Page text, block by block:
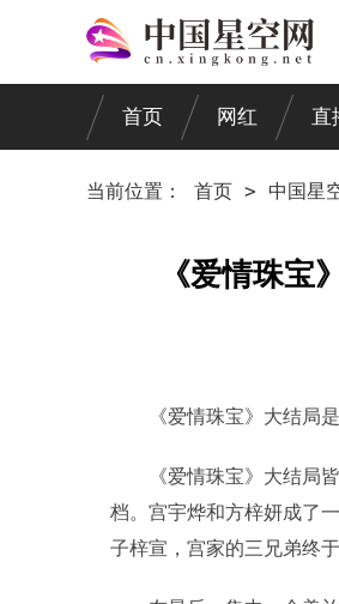
首页 网红 直
当前位置： 首页 > 中国星
《爱情珠宝
《爱情珠宝》大结局
《爱情珠宝》大结局
档。宫宇烨和方梓妍成了
子梓宣，宫家的三兄弟终于